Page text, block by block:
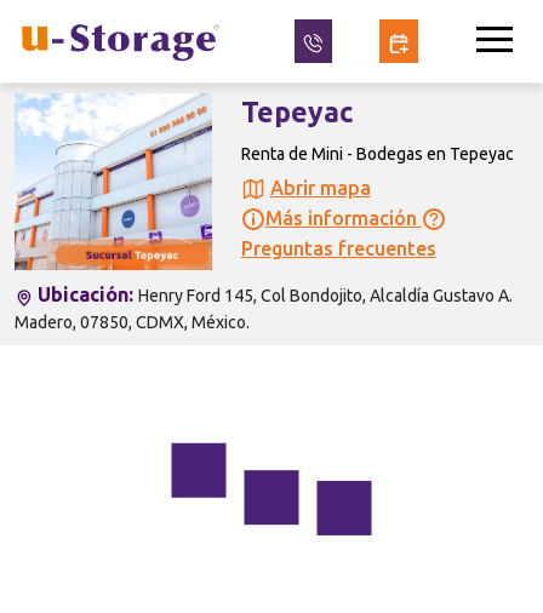
Tepeyac
Renta de Mini - Bodegas en Tepeyac
Abrir mapa
Más información
Preguntas frecuentes
Ubicación: Henry Ford 145, Col Bondojito, Alcaldía Gustavo A.
Madero, 07850, CDMX, México.